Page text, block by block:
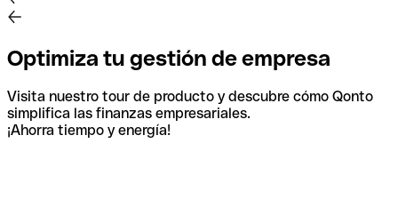
Optimiza tu gestión de empresa
Visita nuestro tour de producto y descubre cómo Qonto
simplifica las finanzas empresariales.
¡Ahorra tiempo y energía!